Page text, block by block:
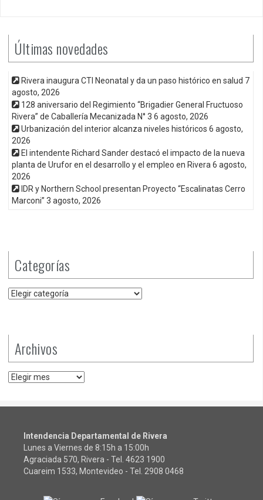
Últimas novedades
Rivera inaugura CTI Neonatal y da un paso histórico en salud 7
agosto, 2026
128 aniversario del Regimiento “Brigadier General Fructuoso
Rivera” de Caballería Mecanizada N° 3 6 agosto, 2026
Urbanización del interior alcanza niveles históricos 6 agosto,
2026
El intendente Richard Sander destacó el impacto de la nueva
planta de Urufor en el desarrollo y el empleo en Rivera6 agosto,
2026
IDR y Northern School presentan Proyecto “Escalinatas Cerro
Marconi” 3 agosto, 2026
Categorías
Categorías
Archivos
Archivos
Intendencia Departamental de Rivera
Lunes a Viernes de 8:15h a 15:00h
Agraciada 570, Rivera - Tel. 4623 1900
Cuareim 1533, Montevideo - Tel. 2908 0468